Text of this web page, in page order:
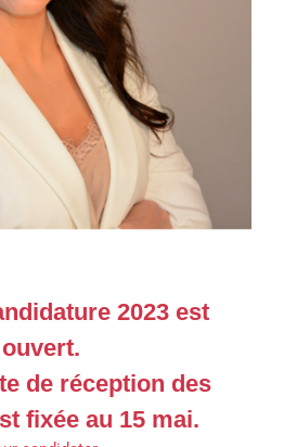
2023 est
ouvert.
de réception des
fixée au 15 mai.